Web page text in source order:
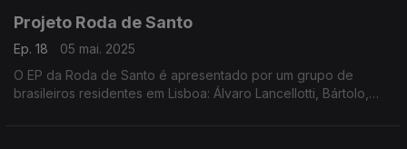
Projeto Roda de Santo
Ep. 18
05 mai. 2025
O EP da Roda de Santo é apresentado por um grupo de
brasileiros residentes em Lisboa: Álvaro Lancellotti, Bártolo,